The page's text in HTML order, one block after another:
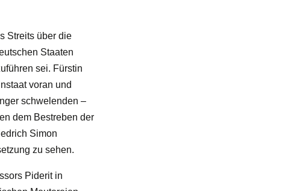
Streits über die
Staaten
sei. Fürstin
voran und
schwelenden –
dem Bestreben der
Simon
zu sehen.
Piderit in